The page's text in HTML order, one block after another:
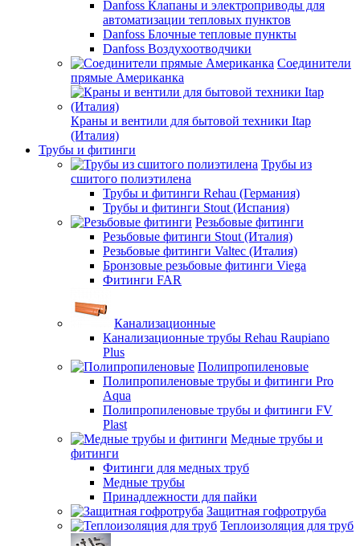
Danfoss Клапаны и электроприводы для
автоматизации тепловых пунктов
Danfoss Блочные тепловые пункты
Danfoss Воздухоотводчики
Соединители
прямые Американка
Краны и вентили для бытовой техники Itap
(Италия)
Трубы и фитинги
Трубы из
сшитого полиэтилена
Трубы и фитинги Rehau (Германия)
Трубы и фитинги Stout (Испания)
Резьбовые фитинги
Резьбовые фитинги Stout (Италия)
Резьбовые фитинги Valtec (Италия)
Бронзовые резьбовые фитинги Viega
Фитинги FAR
Канализационные
Канализационные трубы Rehau Raupiano
Plus
Полипропиленовые
Полипропиленовые трубы и фитинги Pro
Aqua
Полипропиленовые трубы и фитинги FV
Plast
Медные трубы и
фитинги
Фитинги для медных труб
Медные трубы
Принадлежности для пайки
Защитная гофротруба
Теплоизоляция для труб